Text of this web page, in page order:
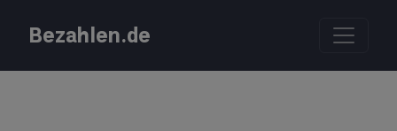
Bezahlen.de